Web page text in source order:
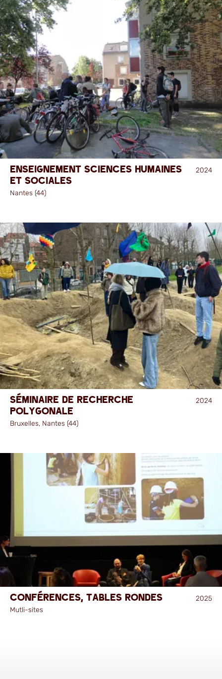
Enseignement sciences humaines
et sociales
Nantes (44)
2024
Séminaire de recherche
Polygonale
Bruxelles, Nantes (44)
2024
Conférences, tables rondes
Mutli-sites
2025